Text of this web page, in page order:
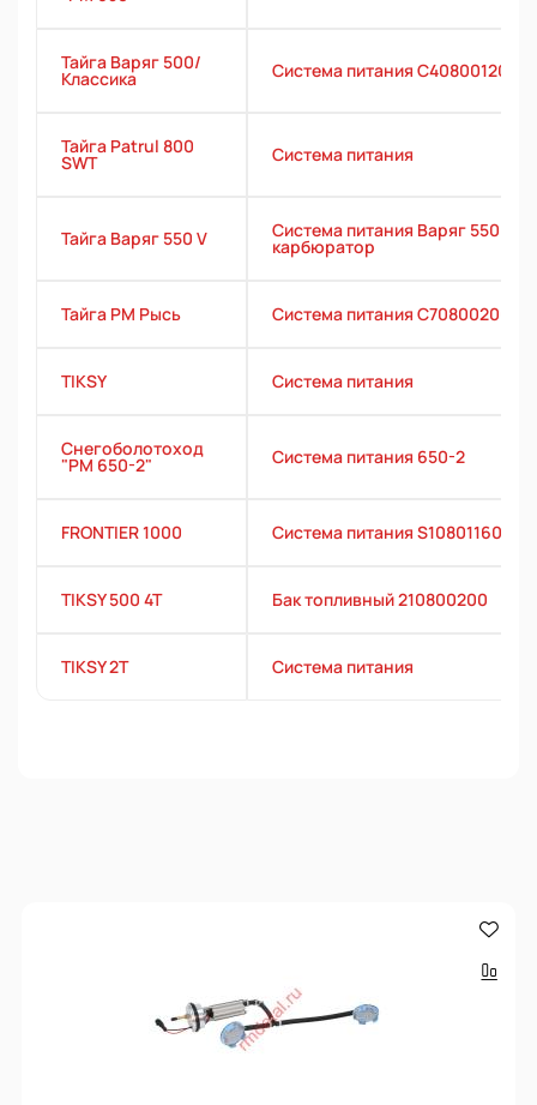
Тайга Варяг 500/
Классика Система питания С40800120
Тайга Patrul 800
SWT Система питания
Тайга Варяг 550 V Система питания Варяг 550 1
карбюратор
Тайга РМ Рысь Система питания C70800200
TIKSY Система питания
Снегоболотоход
"РМ 650-2" Система питания 650-2
FRONTIER 1000 Система питания S10801160
TIKSY 500 4T Бак топливный 210800200
TIKSY 2T Система питания